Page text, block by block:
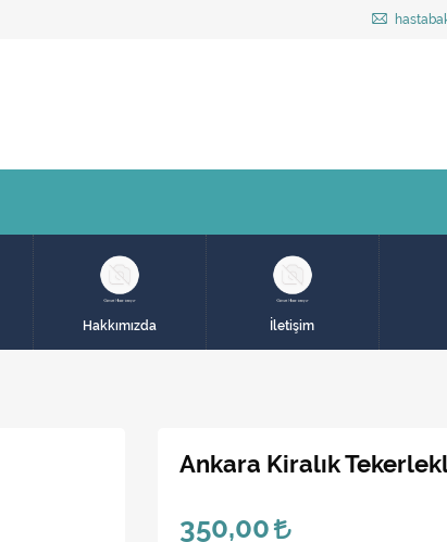
Hakkımızda İletişim
Ankara Kiralık
350,00